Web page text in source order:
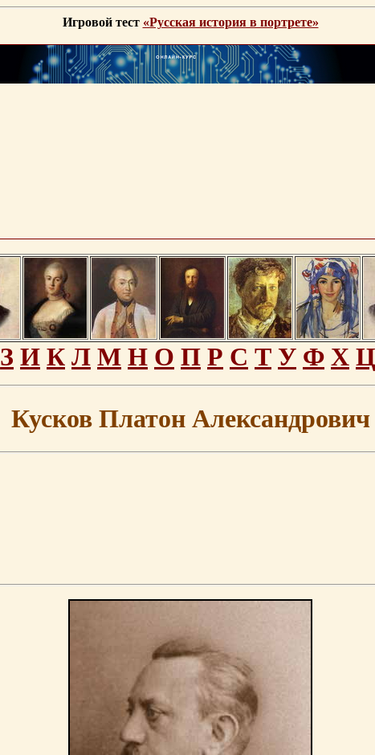
Игровой тест «Русская история в портрете»
З И К Л М Н О П Р С Т У Ф Х Ц
Кусков Платон Александрович